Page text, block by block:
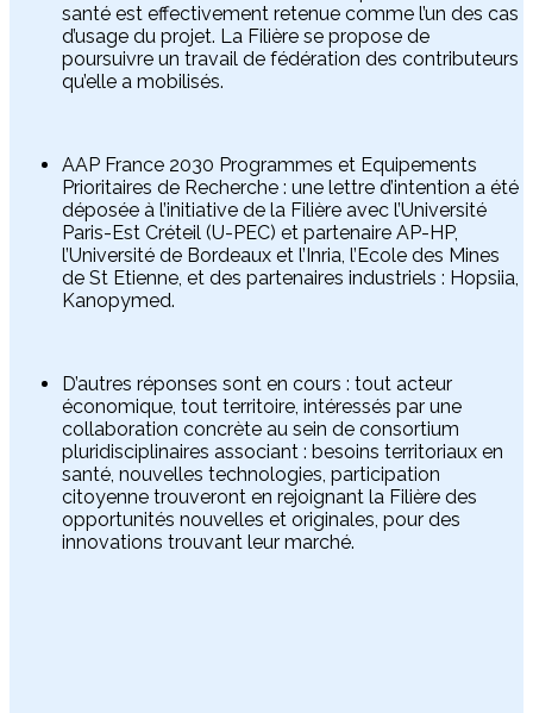
santé est effectivement retenue comme l’un des cas
d’usage du projet. La Filière se propose de
poursuivre un travail de fédération des contributeurs
qu’elle a mobilisés.
AAP France 2030 Programmes et Equipements
Prioritaires de Recherche : une lettre d’intention a été
déposée à l’initiative de la Filière avec l’Université
Paris-Est Créteil (U-PEC) et partenaire AP-HP,
l’Université de Bordeaux et l’Inria, l’Ecole des Mines
de St Etienne, et des partenaires industriels : Hopsiia,
Kanopymed.
D’autres réponses sont en cours : tout acteur
économique, tout territoire, intéressés par une
collaboration concrète au sein de consortium
pluridisciplinaires associant : besoins territoriaux en
santé, nouvelles technologies, participation
citoyenne trouveront en rejoignant la Filière des
opportunités nouvelles et originales, pour des
innovations trouvant leur marché.